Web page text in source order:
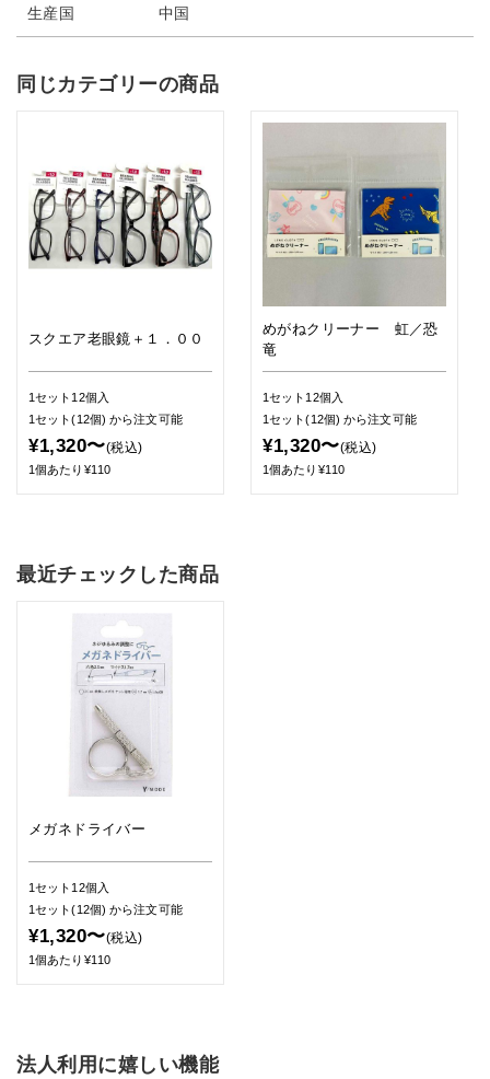
生産国 中国
同じカテゴリーの商品
スクエア老眼鏡＋１．００
1セット12個入
1セット(12個)から注文可能
¥1,320〜(税込)
1個あたり¥110
めがねクリーナー 虹／恐
竜
1セット12個入
1セット(12個)から注文可能
¥1,320〜(税込)
1個あたり¥110
最近チェックした商品
メガネドライバー
1セット12個入
1セット(12個)から注文可能
¥1,320〜(税込)
1個あたり¥110
法人利用に嬉しい機能